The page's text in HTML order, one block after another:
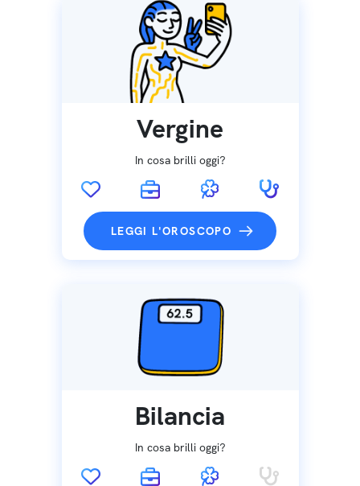
Vergine
In cosa brilli oggi?
LEGGI L'OROSCOPO
Bilancia
In cosa brilli oggi?